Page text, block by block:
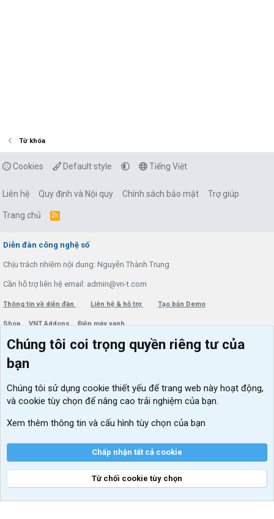
Từ khóa
Cookies Default style Tiếng Việt
Liên hệ Quy định và Nội quy Chính sách bảo mật Trợ giúp
Trang chủ
R
Diễn đàn công nghệ số
Chịu trách nhiệm nội dung: Nguyễn Thành Trung
Cần hỗ trợ liên hệ email: admin@vn-t.com
Thông tin về diễn đàn Liên hệ & hỗ trợ Tạo bản Demo
Shop VNT Addons Điện máy xanh
Menu thành viên
Đăng nhập
Diễn đàn
Kích hoạt Windows/ Office miễn phí
VIP add-ons Xenforo
Khuyến mãi và tài trợ
Chúng tôi coi trọng quyền riêng tư của
bạn
Chúng tôi sử dụng cookie thiết yếu để trang web này hoạt động,
và cookie tùy chọn để nâng cao trải nghiệm của bạn.
Xem thêm thông tin và cấu hình tùy chọn của bạn
Chấp nhận tất cả cookie
Từ chối cookie tùy chọn